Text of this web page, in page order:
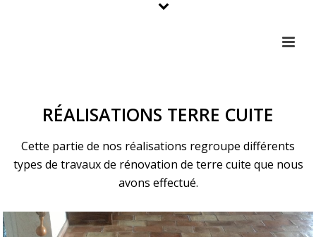
RÉALISATIONS TERRE CUITE
Cette partie de nos réalisations regroupe différents
types de travaux de rénovation de terre cuite que nous
avons effectué.